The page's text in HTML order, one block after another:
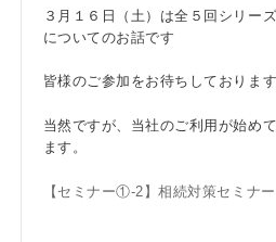
３月１６日（土）は全５回シリー
についてのお話です
皆様のご参加をお待ちしております
当然ですが、当社のご利用が始め
ます。
【セミナー①-2】相続対策セミナ